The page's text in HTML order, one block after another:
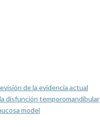
de la evidencia actual
disfunción temporomandibular
model